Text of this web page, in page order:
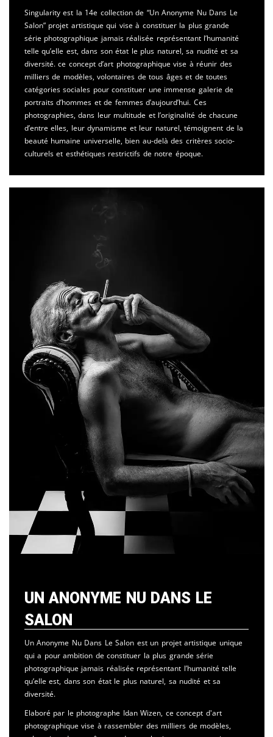
Singularity est la 14e collection de “Un Anonyme Nu Dans Le
Salon” projet artistique qui vise à constituer la plus grande
série photographique jamais réalisée représentant l’humanité
telle qu’elle est, dans son état le plus naturel, sa nudité et sa
diversité. ce concept d’art photographique vise à réunir des
milliers de modèles, volontaires de tous âges et de toutes
catégories sociales pour constituer une immense galerie de
portraits d’hommes et de femmes d’aujourd’hui. Ces
photographies, dans leur multitude et l’originalité de chacune
d’entre elles, leur dynamisme et leur naturel, témoignent de la
beauté humaine universelle, bien au-delà des critères socio-
culturels et esthétiques restrictifs de notre époque.
Un Anonyme Nu Dans Le
Salon
Un Anonyme Nu Dans Le Salon est un projet artistique unique
qui a pour ambition de constituer la plus grande série
photographique jamais réalisée représentant l’humanité telle
qu’elle est, dans son état le plus naturel, sa nudité et sa
diversité.
Elaboré par le photographe Idan Wizen, ce concept d'art
photographique vise à rassembler des milliers de modèles,